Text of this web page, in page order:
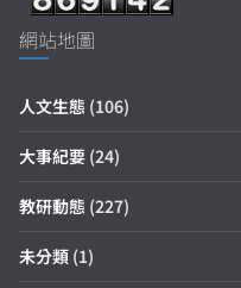
網站地圖
人文生態 (106)
大事紀要 (24)
教研動態 (227)
未分類 (1)